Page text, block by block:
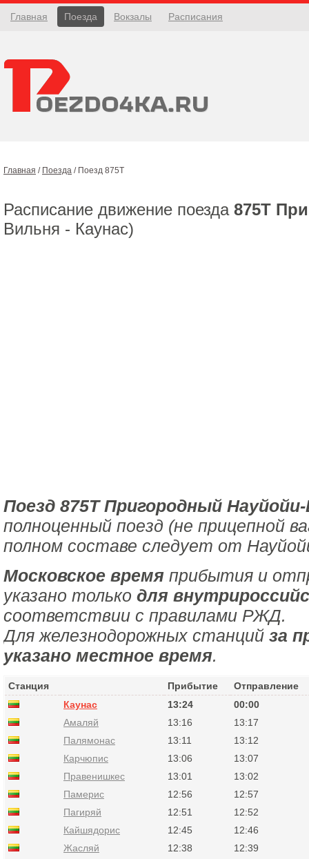
Главная Поезда Вокзалы Расписания
Главная / Поезда / Поезд 875Т
Расписание движение поезда 875Т
Вильня - Каунас)
Поезд 875Т Пригородный
полноценный поезд (не прицепной
полном составе следует от
Московское время прибытия и
указано только для
соответствии с правилами РЖД.
Для железнодорожных станций за
указано местное время.
Станция Прибытие
Отправление
Каунас
13:24
00:00
Амаляй
13:16
13:17
Палямонас
13:11
13:12
Карчюпис
13:06
13:07
Правенишкес
13:01
13:02
Памерис
12:56
12:57
Пагиряй
12:51
12:52
Кайшядорис
12:45
12:46
Жасляй
12:38
12:39